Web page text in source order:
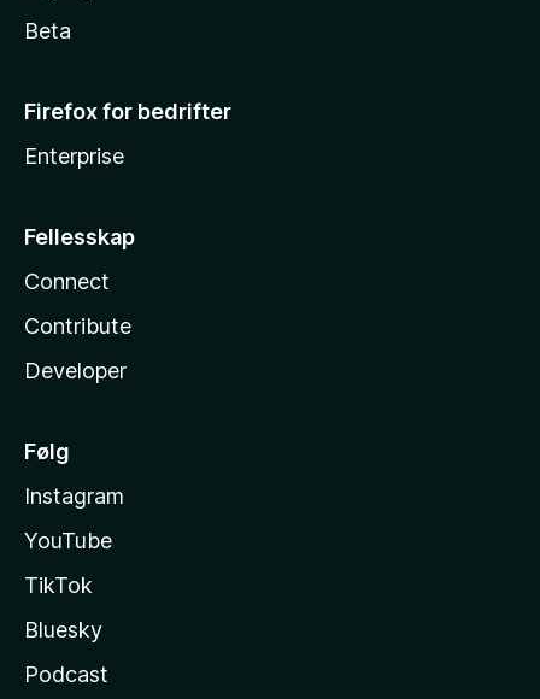
Beta
Firefox for bedrifter
Enterprise
Fellesskap
Connect
Contribute
Developer
Følg
Instagram
YouTube
TikTok
Bluesky
Podcast